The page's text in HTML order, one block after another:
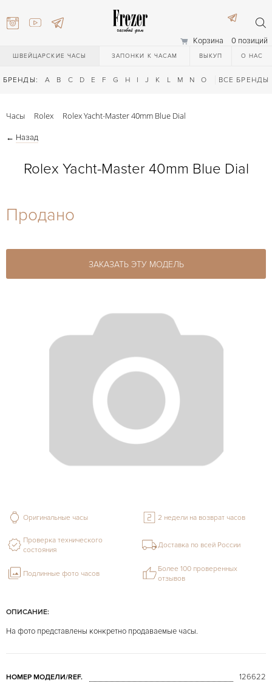
Корзина 0 позиций
ШВЕЙЦАРСКИЕ ЧАСЫ ЗАПОНКИ К ЧАСАМ ВЫКУП О НАС
БРЕНДЫ: A B C D E F G H I J K L M N O Q R S T
ВСЕ БРЕНДЫ
27-44
27-44
Часы Rolex Rolex Yacht-Master 40mm Blue Dial
← Назад
Rolex Yacht-Master 40mm Blue Dial
Продано
ЗАКАЗАТЬ ЭТУ МОДЕЛЬ
ОПИСАНИЕ:
На фото представлены конкретно продаваемые часы.
НОМЕР МОДЕЛИ/REF. 126622
Оригинальные часы 2 недели на возврат часов
Проверка технического
состояния
Доставка по всей России
Подлинные фото часов
Более 100 проверенных
отзывов